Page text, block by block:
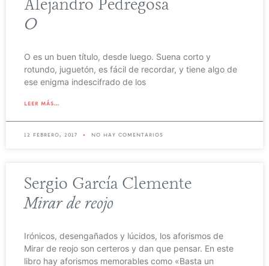
Alejandro Pedregosa
O
O es un buen título, desde luego. Suena corto y
rotundo, juguetón, es fácil de recordar, y tiene algo de
ese enigma indescifrado de los
leer más...
12 febrero, 2017 no hay comentarios
Sergio García Clemente
Mirar de reojo
Irónicos, desengañados y lúcidos, los aforismos de
Mirar de reojo son certeros y dan que pensar. En este
libro hay aforismos memorables como «Basta un